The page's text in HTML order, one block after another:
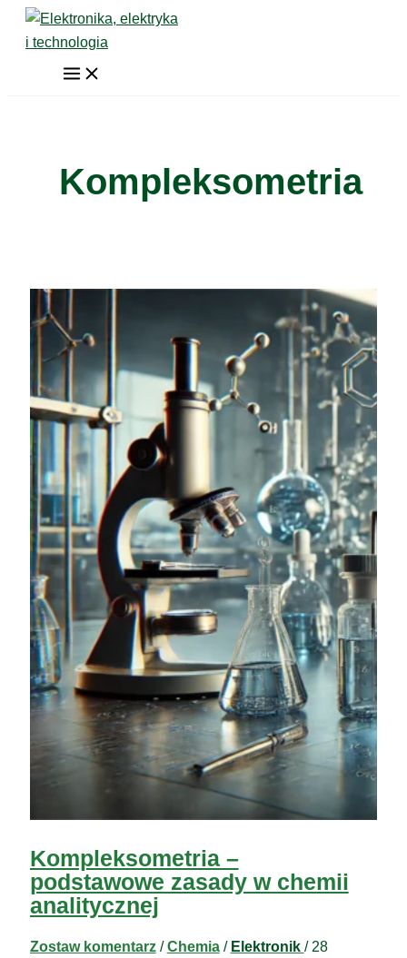
Przejdź
Kompleksometria
Kompleksometria –
podstawowe zasady w chemii
analitycznej
Zostaw komentarz /Chemia/ Elektronik / 28